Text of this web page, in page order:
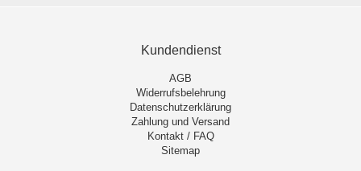
Kundendienst
AGB
Widerrufsbelehrung
Datenschutzerklärung
Zahlung und Versand
Kontakt / FAQ
Sitemap